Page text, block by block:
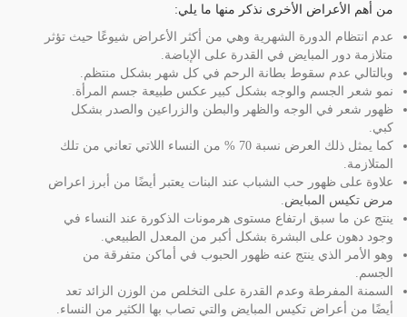
من أهم الأعراض الأخرى نذكر منها ما يلي:
عدم انتظام الدورة الشهرية وهي من أكثر الأعراض شيوعًا حيث تؤثر
متلازمة دور المبايض في القدرة على الإباضة.
وبالتالي عدم سقوط بطانة الرحم في كل شهر بشكل منتظم.
نمو شعر الجسم والوجه بشكل كبير عكس طبيعة جسم المرأة.
ظهور شعر في الوجه والظهر والبطن والزراعين والصدر بشكل
كبي.
كما يمثل ذلك العرض نسبة 70 % من النساء اللاتي تعاني من تلك
المتلازمة.
علاوة على ظهور حب الشباب عند البنات يعتبر أيضًا من أبرز اعراض
مرض تكيس المبايض.
ينتج عن ما سبق ارتفاع مستوى هرمونات الذكورة عند النساء في
وجود دهون على البشرة بشكل أكبر من المعدل الطبيعي.
وهو الأمر الذي ينتج عنه ظهور الحبوب في أماكن متفرقة من
الجسم.
السمنة المفرطة وعدم القدرة على التخلص من الوزن الزائد تعد
أيضًا من أعراض تكيس المبايض والتي تصاب بها الكثير من النساء.